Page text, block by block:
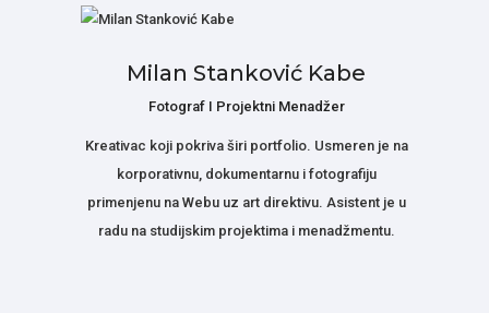
Milan Stanković Kabe
Fotograf I Projektni Menadžer
Kreativac koji pokriva širi portfolio. Usmeren je na
korporativnu, dokumentarnu i fotografiju
primenjenu na Webu uz art direktivu. Asistent je u
radu na studijskim projektima i menadžmentu.